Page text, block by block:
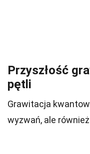
Przyszłość
pętli
Grawitacja
wyzwań, ale